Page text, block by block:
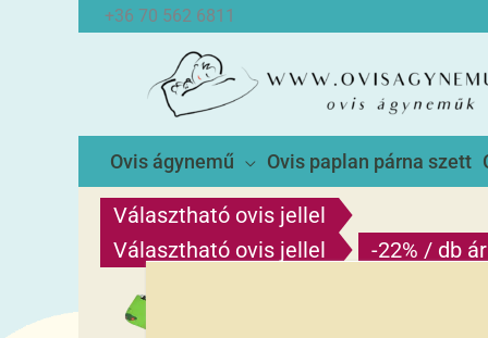
+36 70 562 6811
Ovis ágynemű Ovis paplan párna szett
Választható ovis jellel
Választható ovis jellel
-22% / db ár